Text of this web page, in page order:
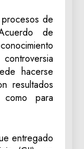
de
de
hacerse
resultados
como para
entregado